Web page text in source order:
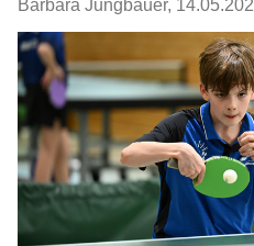
Barbara Jungbauer,